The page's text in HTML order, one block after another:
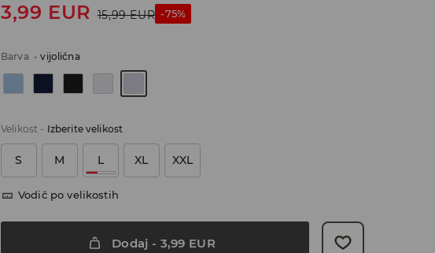
3,99 EUR 15,99 EUR -75%
Barva -vijolična
Velikost - Izberite velikost
S M L XL XXL
Vodič po velikostih
Dodaj - 3,99 EUR